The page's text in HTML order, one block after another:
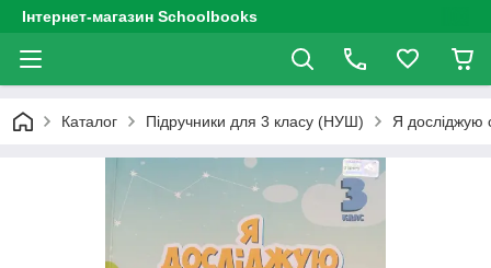
Інтернет-магазин Schoolbooks
Каталог Підручники для 3 класу (НУШ) Я досліджую